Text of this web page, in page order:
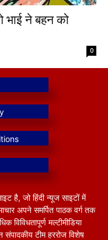
ने बहन को
0
है, जो हिंदी न्यूज साइटों में
अपने समर्पित पाठक वर्ग तक
विविधतापूर्ण मल्टीमीडिया
टीम हररोज विशेष